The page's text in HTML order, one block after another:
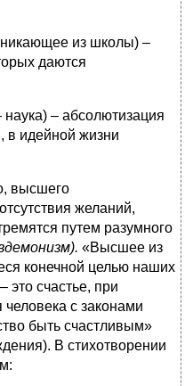
из школы) –
даются
– абсолютизация
в идейной жизни
высшего
желаний,
путем разумного
«Высшее из
конечной целью наших
это счастье, при
с законами
быть счастливым»
В стихотворении